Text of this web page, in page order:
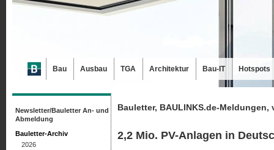
Bauletter, BAULINKS.de-Meldungen,
2,2 Mio. PV-Anlagen in
Newsletter/Bauletter An- und
Abmeldung
Bauletter-Archiv
2026
Bau Ausbau TGA Architektur Bau-IT Hotspots